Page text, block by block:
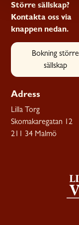
Större sällskap?
Kontakta oss via
knappen nedan.
Bokning större
sällskap
Adress
Lilla Torg
Skomakaregatan 12
211 34 Malmö